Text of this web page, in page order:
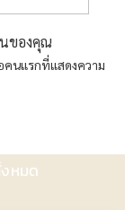
ของคุณ
นแรกที่แสดงความ
หมด